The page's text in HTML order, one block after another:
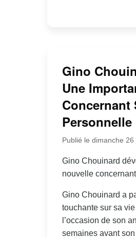
Gino
Une
Concernant
Personnelle
Publié le dimanche
Gino Chouinard
nouvelle
Gino Chouinard a
touchante sur sa
l’occasion de son
semaines avant